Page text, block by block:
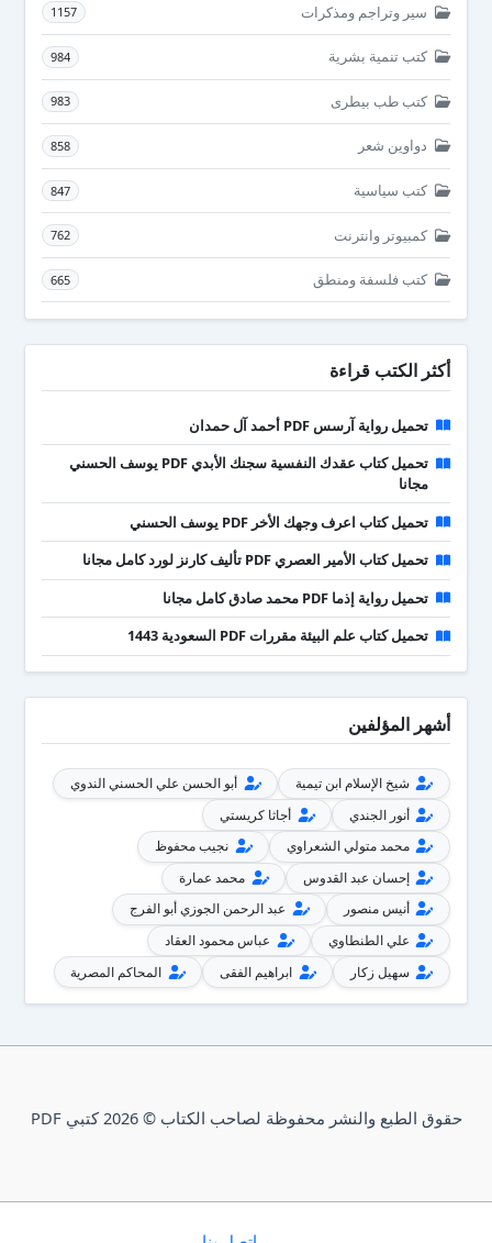
سير وتراجم ومذكرات 1157
كتب تنمية بشرية 984
كتب طب بيطرى 983
دواوين شعر 858
كتب سياسية 847
كمبيوتر وانترنت 762
كتب فلسفة ومنطق 665
أكثر الكتب قراءة
تحميل رواية آرسس PDF أحمد آل حمدان
تحميل كتاب عقدك النفسية سجنك الأبدي PDF يوسف الحسني
مجانا
تحميل كتاب اعرف وجهك الأخر PDF يوسف الحسني
تحميل كتاب الأمير العصري PDF تأليف كارنز لورد كامل مجانا
تحميل رواية إذما PDF محمد صادق كامل مجانا
تحميل كتاب علم البيئة مقررات PDF السعودية 1443
أشهر المؤلفين
شيخ الإسلام ابن تيمية
أبو الحسن علي الحسني الندوي
أنور الجندي
أجاثا كريستي
محمد متولي الشعراوي
نجيب محفوظ
إحسان عبد القدوس
محمد عمارة
أنيس منصور
عبد الرحمن الجوزي أبو الفرج
علي الطنطاوي
عباس محمود العقاد
سهيل زكار
ابراهيم الفقى المحاكم المصرية
حقوق الطبع والنشر محفوظة لصاحب الكتاب © 2026 كتبي PDF